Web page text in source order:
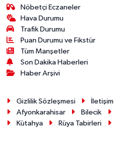
Nöbetçi Eczaneler
Hava Durumu
Trafik Durumu
Puan Durumu ve Fikstür
Tüm Manşetler
Son Dakika Haberleri
Haber Arşivi
Gizlilik Sözleşmesi İletişim
Afyonkarahisar
Bilecik
Kütahya
Rüya Tabirleri